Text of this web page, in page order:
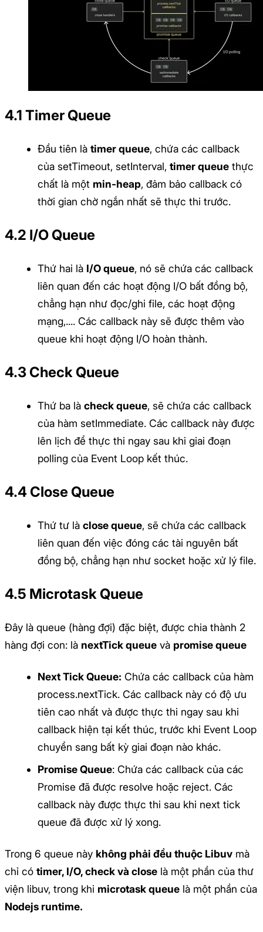
4.1 Timer Queue
Đầu tiên là timer queue, chứa các callback
của setTimeout, setInterval, timer queue thực
chất là một min-heap, đảm bảo callback có
thời gian chờ ngắn nhất sẽ thực thi trước.
4.2 I/O Queue
Thứ hai là I/O queue, nó sẽ chứa các callback
liên quan đến các hoạt động I/O bất đồng bộ,
chẳng hạn như đọc/ghi file, các hoạt động
mạng,.... Các callback này sẽ được thêm vào
queue khi hoạt động I/O hoàn thành.
4.3 Check Queue
Thứ ba là check queue, sẽ chứa các callback
của hàm setImmediate. Các callback này được
lên lịch để thực thi ngay sau khi giai đoạn
polling của Event Loop kết thúc.
4.4 Close Queue
Thứ tư là close queue, sẽ chứa các callback
liên quan đến việc đóng các tài nguyên bất
đồng bộ, chẳng hạn như socket hoặc xử lý file.
4.5 Microtask Queue
Đây là queue (hàng đợi) đặc biệt, được chia thành 2
hàng đợi con: là nextTick queue và promise queue
Next Tick Queue: Chứa các callback của hàm
process.nextTick. Các callback này có độ ưu
tiên cao nhất và được thực thi ngay sau khi
callback hiện tại kết thúc, trước khi Event Loop
chuyển sang bất kỳ giai đoạn nào khác.
Promise Queue: Chứa các callback của các
Promise đã được resolve hoặc reject. Các
callback này được thực thi sau khi next tick
queue đã được xử lý xong.
Trong 6 queue này không phải đều thuộc Libuv mà
chỉ có timer, I/O, check và close là một phần của thư
viện libuv, trong khi microtask queue là một phần của
Nodejs runtime.